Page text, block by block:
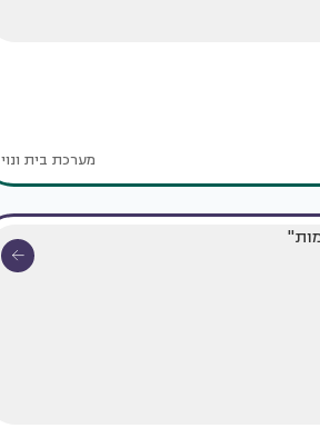
מערכת בית ונוי